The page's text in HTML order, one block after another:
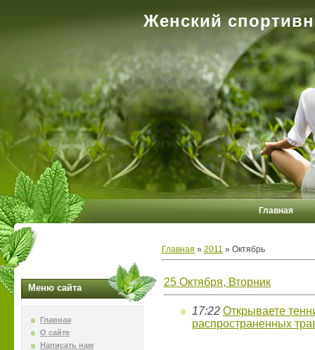
Женский
Главная
Меню сайта
Главная
О сайте
Написать нам
Главная » 2011 » Октябрь
25 Октября, Вторник
17:22 Открываете
распространенных